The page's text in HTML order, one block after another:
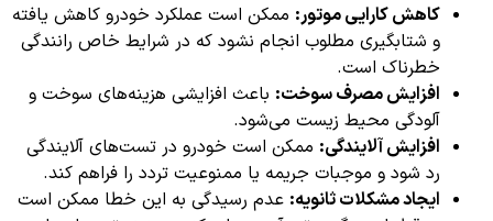
کاهش کارایی موتور: ممکن است عملکرد خودرو کاهش یافته
و شتابگیری مطلوب انجام نشود که در شرایط خاص رانندگی
خطرناک است.
افزایش مصرف سوخت: باعث افزایشی هزینه‌های سوخت و
آلودگی محیط زیست می‌شود.
افزایش آلایندگی: ممکن است خودرو در تست‌های آلایندگی
رد شود و موجبات جریمه یا ممنوعیت تردد را فراهم کند.
ایجاد مشکلات ثانویه: عدم رسیدگی به این خطا ممکن است